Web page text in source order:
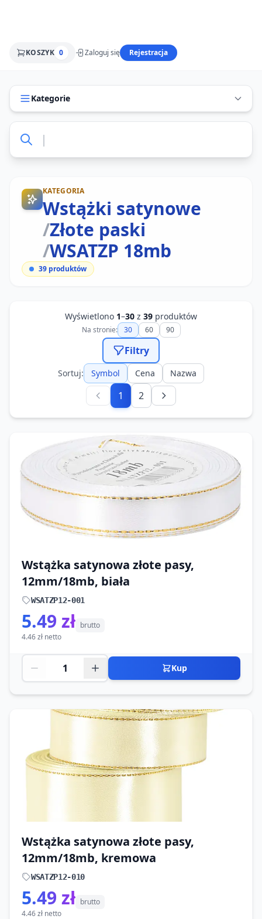
KOSZYK 0 Zaloguj się Rejestracja
Kategorie
KATEGORIA
Wstążki satynowe
/Złote paski
/WSATZP 18mb
39 produktów
Wyświetlono 1–30 z 39 produktów
Na stronie: 30 60 90
Filtry
Sortuj: Symbol Cena Nazwa
1 2
Wstążka satynowa złote pasy,
12mm/18mb, biała
WSATZP12-001
5.49 zł brutto
4.46 zł netto
Kup
Wstążka satynowa złote pasy,
12mm/18mb, kremowa
WSATZP12-010
5.49 zł brutto
4.46 zł netto